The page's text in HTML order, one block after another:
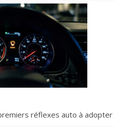
réflexes auto à adopter